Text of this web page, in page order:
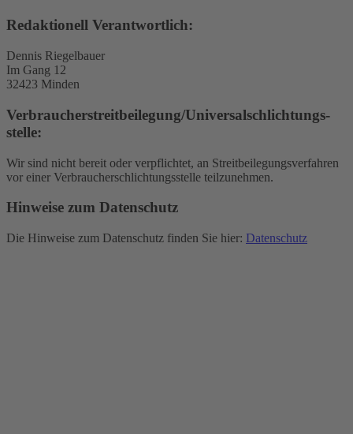
Redaktionell Verantwortlich:
Dennis Riegelbauer
Im Gang 12
32423 Minden
Verbraucher­streit­beilegung/Universal­schlichtungs­
stelle:
Wir sind nicht bereit oder verpflichtet, an Streitbeilegungsverfahren
vor einer Verbraucherschlichtungsstelle teilzunehmen.
Hinweise zum Datenschutz
Die Hinweise zum Datenschutz finden Sie hier: Datenschutz